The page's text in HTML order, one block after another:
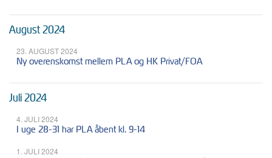
August 2024
23. AUGUST 2024
Ny overenskomst mellem PLA og HK Privat/FOA
Juli 2024
4. JULI 2024
I uge 28-31 har PLA åbent kl. 9-14
1. JULI 2024